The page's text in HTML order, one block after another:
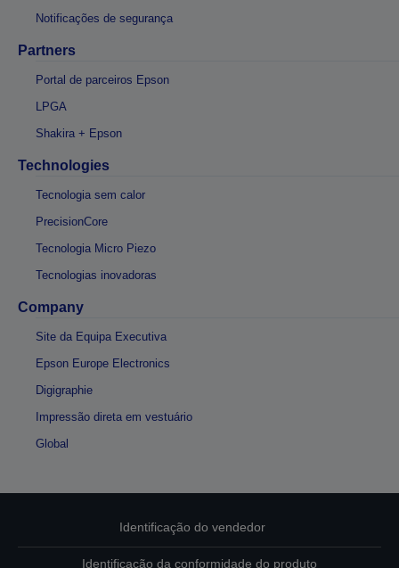
Notificações de segurança
Partners
Portal de parceiros Epson
LPGA
Shakira + Epson
Technologies
Tecnologia sem calor
PrecisionCore
Tecnologia Micro Piezo
Tecnologias inovadoras
Company
Site da Equipa Executiva
Epson Europe Electronics
Digigraphie
Impressão direta em vestuário
Global
Identificação do vendedor
Identificação da conformidade do produto